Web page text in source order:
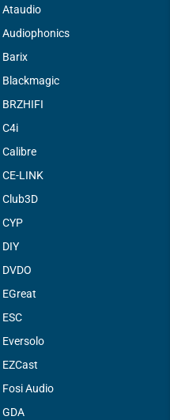
Ataudio
Audiophonics
Barix
Blackmagic
BRZHIFI
C4i
Calibre
CE-LINK
Club3D
CYP
DIY
DVDO
EGreat
ESC
Eversolo
EZCast
Fosi Audio
GDA